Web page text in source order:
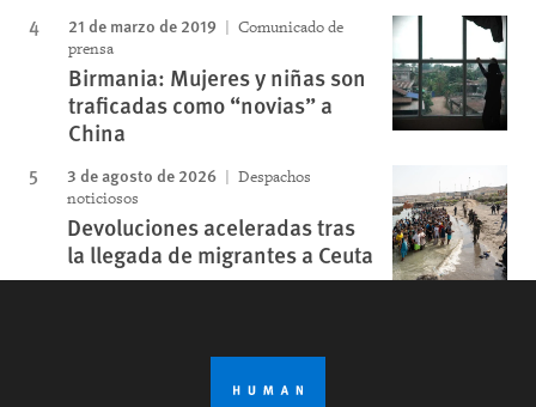
21 de marzo de 2019
Comunicado de
prensa
Birmania: Mujeres y niñas son
traficadas como “novias” a
China
3 de agosto de 2026
Despachos
noticiosos
Devoluciones aceleradas tras
la llegada de migrantes a Ceuta